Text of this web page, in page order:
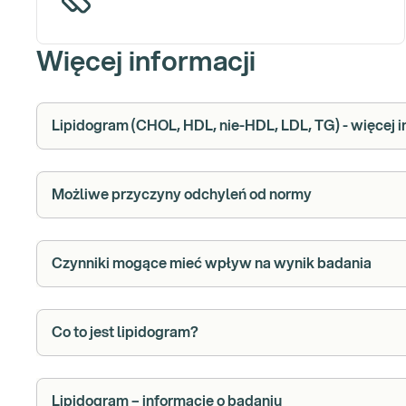
Więcej informacji
Lipidogram (CHOL, HDL, nie-HDL, LDL, TG) - więcej
Możliwe przyczyny odchyleń od normy
Czynniki mogące mieć wpływ na wynik badania
Co to jest lipidogram?
Lipidogram – informacje o badaniu